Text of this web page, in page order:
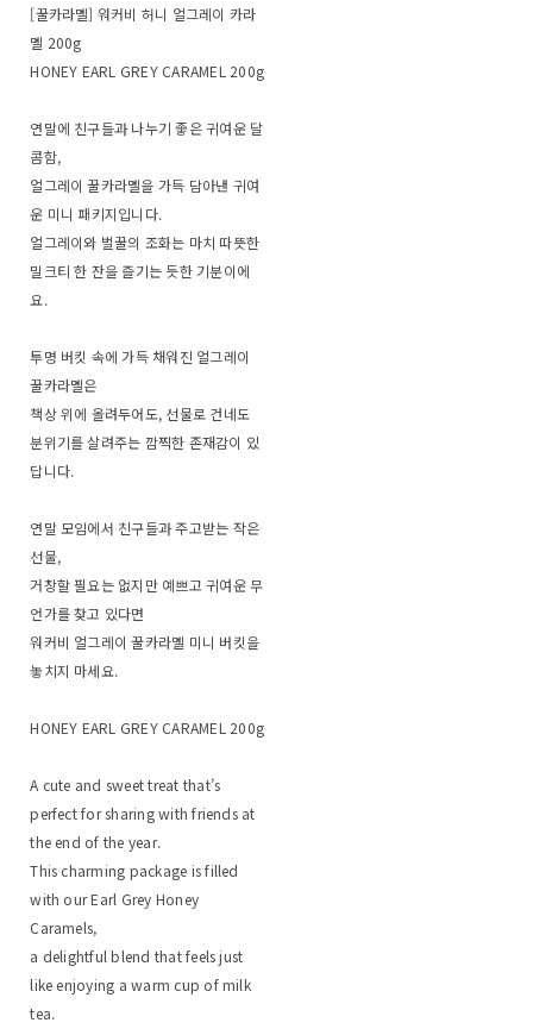
[꿀카라멜] 워커비 허니 얼그레이 카라
멜 200g
HONEY EARL GREY CARAMEL 200g
연말에 친구들과 나누기 좋은 귀여운 달
콤함,
얼그레이 꿀카라멜을 가득 담아낸 귀여
운 미니 패키지입니다.
얼그레이와 벌꿀의 조화는 마치 따뜻한
밀크티 한 잔을 즐기는 듯한 기분이에
요.
투명 버킷 속에 가득 채워진 얼그레이
꿀카라멜은
책상 위에 올려두어도, 선물로 건네도
분위기를 살려주는 깜찍한 존재감이 있
답니다.
연말 모임에서 친구들과 주고받는 작은
선물,
거창할 필요는 없지만 예쁘고 귀여운 무
언가를 찾고 있다면
워커비 얼그레이 꿀카라멜 미니 버킷을
놓치지 마세요.
HONEY EARL GREY CARAMEL 200g
A cute and sweet treat that’s
perfect for sharing with friends at
the end of the year.
This charming package is filled
with our Earl Grey Honey
Caramels,
a delightful blend that feels just
like enjoying a warm cup of milk
tea.